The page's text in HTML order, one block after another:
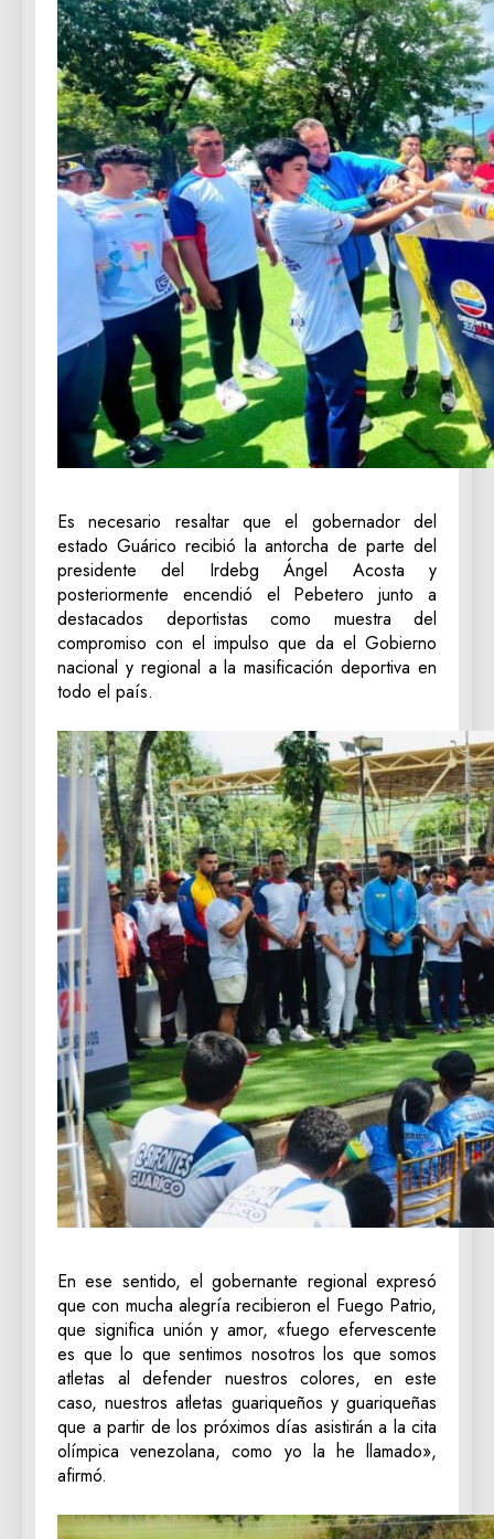
Es necesario resaltar que el gobernador del
estado Guárico recibió la antorcha de parte del
presidente del Irdebg Ángel Acosta y
posteriormente encendió el Pebetero junto a
destacados deportistas como muestra del
compromiso con el impulso que da el Gobierno
nacional y regional a la masificación deportiva en
todo el país.
En ese sentido, el gobernante regional expresó
que con mucha alegría recibieron el Fuego Patrio,
que significa unión y amor, «fuego efervescente
es que lo que sentimos nosotros los que somos
atletas al defender nuestros colores, en este
caso, nuestros atletas guariqueños y guariqueñas
que a partir de los próximos días asistirán a la cita
olímpica venezolana, como yo la he llamado»,
afirmó.